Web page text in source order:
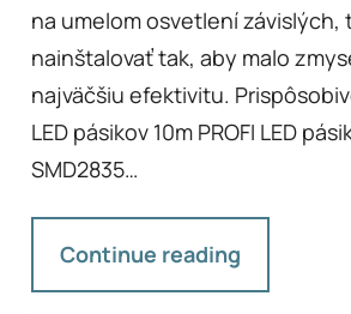
na umelom osvetlení závislých,
nainštalovať tak, aby malo
najväčšiu efektivitu.
LED pásikov 10m PROFI LED
SMD2835…
Continue reading